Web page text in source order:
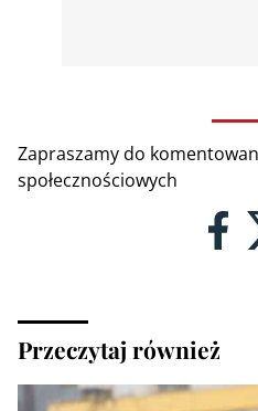
Zapraszamy do
społecznościowych
Przeczytaj również